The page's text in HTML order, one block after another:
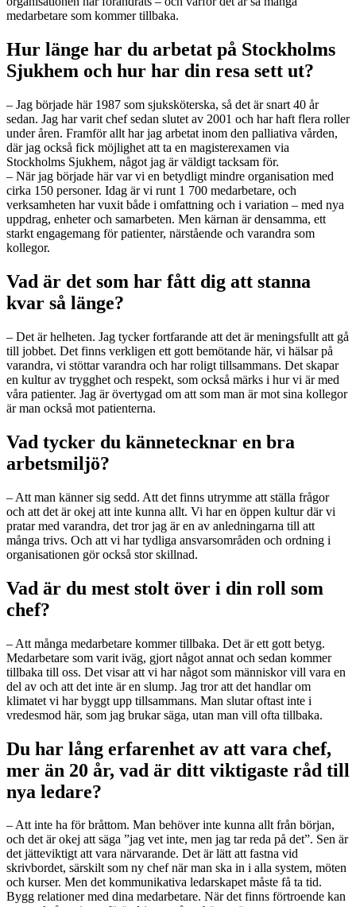
medarbetare som kommer tillbaka.
Hur länge har du arbetat på Stockholms
Sjukhem och hur har din resa sett ut?
– Jag började här 1987 som sjuksköterska, så det är snart 40 år
sedan. Jag har varit chef sedan slutet av 2001 och har haft flera roller
under åren. Framför allt har jag arbetat inom den palliativa vården,
där jag också fick möjlighet att ta en magisterexamen via
Stockholms Sjukhem, något jag är väldigt tacksam för.
– När jag började här var vi en betydligt mindre organisation med
cirka 150 personer. Idag är vi runt 1 700 medarbetare, och
verksamheten har vuxit både i omfattning och i variation – med nya
uppdrag, enheter och samarbeten. Men kärnan är densamma, ett
starkt engagemang för patienter, närstående och varandra som
kollegor.
Vad är det som har fått dig att stanna
kvar så länge?
– Det är helheten. Jag tycker fortfarande att det är meningsfullt att gå
till jobbet. Det finns verkligen ett gott bemötande här, vi hälsar på
varandra, vi stöttar varandra och har roligt tillsammans. Det skapar
en kultur av trygghet och respekt, som också märks i hur vi är med
våra patienter. Jag är övertygad om att som man är mot sina kollegor
är man också mot patienterna.
Vad tycker du kännetecknar en bra
arbetsmiljö?
– Att man känner sig sedd. Att det finns utrymme att ställa frågor
och att det är okej att inte kunna allt. Vi har en öppen kultur där vi
pratar med varandra, det tror jag är en av anledningarna till att
många trivs. Och att vi har tydliga ansvarsområden och ordning i
organisationen gör också stor skillnad.
Vad är du mest stolt över i din roll som
chef?
– Att många medarbetare kommer tillbaka. Det är ett gott betyg.
Medarbetare som varit iväg, gjort något annat och sedan kommer
tillbaka till oss. Det visar att vi har något som människor vill vara en
del av och att det inte är en slump. Jag tror att det handlar om
klimatet vi har byggt upp tillsammans. Man slutar oftast inte i
vredesmod här, som jag brukar säga, utan man vill ofta tillbaka.
Du har lång erfarenhet av att vara chef,
mer än 20 år, vad är ditt viktigaste råd till
nya ledare?
– Att inte ha för bråttom. Man behöver inte kunna allt från början,
och det är okej att säga ”jag vet inte, men jag tar reda på det”. Sen är
det jätteviktigt att vara närvarande. Det är lätt att fastna vid
skrivbordet, särskilt som ny chef när man ska in i alla system, möten
och kurser. Men det kommunikativa ledarskapet måste få ta tid.
Bygg relationer med dina medarbetare. När det finns förtroende kan